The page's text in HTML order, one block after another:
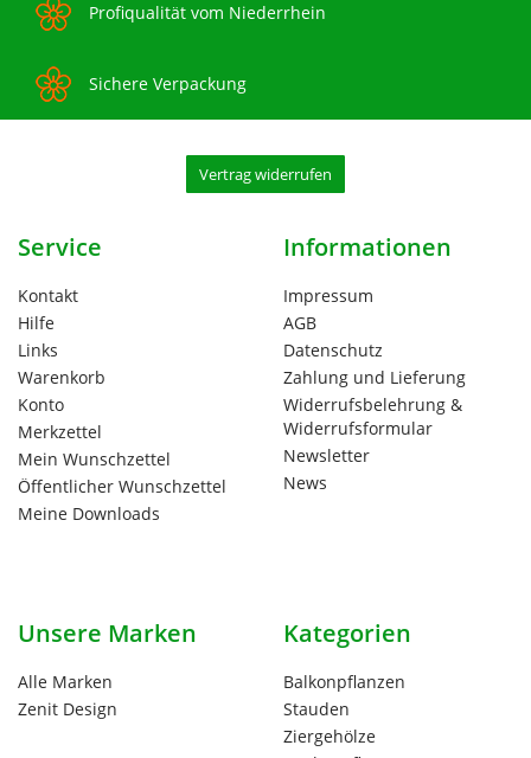
Profiqualität vom Niederrhein
Sichere Verpackung
Vertrag widerrufen
Service
Kontakt
Hilfe
Links
Warenkorb
Konto
Merkzettel
Mein Wunschzettel
Öffentlicher Wunschzettel
Meine Downloads
Informationen
Impressum
AGB
Datenschutz
Zahlung und Lieferung
Widerrufsbelehrung &
Widerrufsformular
Newsletter
News
Unsere Marken
Alle Marken
Zenit Design
Kategorien
Balkonpflanzen
Stauden
Ziergehölze